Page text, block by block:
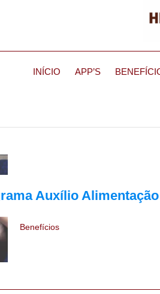
INÍCIO APP’S
Auxílio
Benefícios